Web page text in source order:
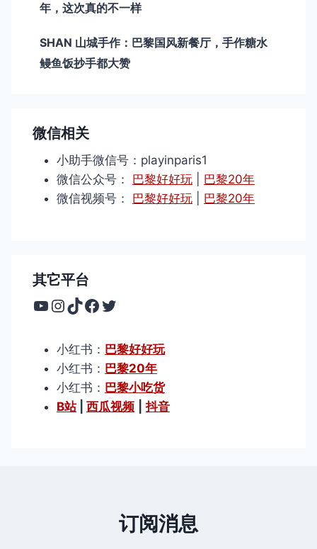
年，这次真的不一样
SHAN 山城手作：巴黎国风新餐厅，手作糖水
鳗鱼饭抄手都大赞
微信相关
小助手微信号：playinparis1
微信公众号： 巴黎好好玩
巴黎20年
微信视频号： 巴黎好好玩 巴黎20年
其它平台
YouTube
Instagram
TikTok
Facebook
Twitter
小红书： 巴黎好好玩
小红书： 巴黎20年
小红书： 巴黎小吃货
B站| 西瓜视频 抖音
订阅消息